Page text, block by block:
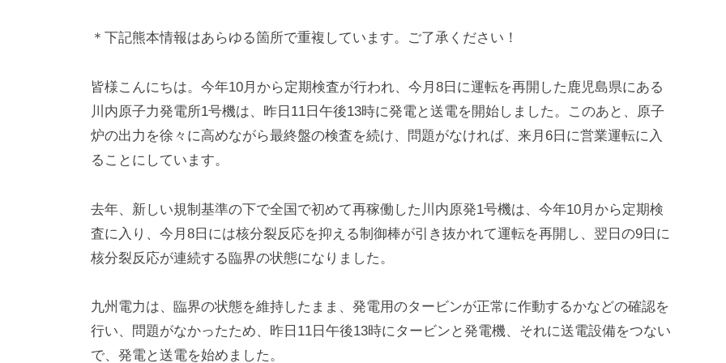
a
a
＊下記熊本情報はあらゆる箇所で重複しています。ご了承ください！
皆様こんにちは。今年10月から定期検査が行われ、今月8日に運転を再開した鹿児島県にある
川内原子力発電所1号機は、昨日11日午後13時に発電と送電を開始しました。このあと、原子
炉の出力を徐々に高めながら最終盤の検査を続け、問題がなければ、来月6日に営業運転に入
ることにしています。
去年、新しい規制基準の下で全国で初めて再稼働した川内原発1号機は、今年10月から定期検
査に入り、今月8日には核分裂反応を抑える制御棒が引き抜かれて運転を再開し、翌日の9日に
核分裂反応が連続する臨界の状態になりました。
九州電力は、臨界の状態を維持したまま、発電用のタービンが正常に作動するかなどの確認を
行い、問題がなかったため、昨日11日午後13時にタービンと発電機、それに送電設備をつない
で、発電と送電を始めました。